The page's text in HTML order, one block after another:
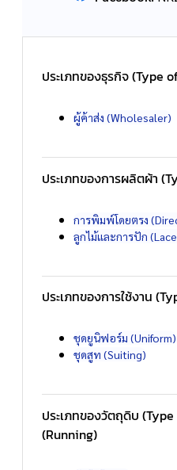
ประเภทของธุรกิจ (Type
ผู้ค้าส่ง (Wholesaler)
ประเภทของการผลิตผ้า
การพิมพ์โดยตรง
ลูกไม้และการปัก
ประเภทของการใช้งาน
ชุดยูนิฟอร์ม (Uniform)
ชุดสูท (Suiting)
ประเภทของวัตถุดิบ
(Running)